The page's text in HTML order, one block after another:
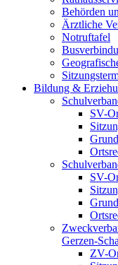
Behörden
Ärztliche
Notruftafel
Bildung &
SV-
SV-
Gerzen-
ZV-